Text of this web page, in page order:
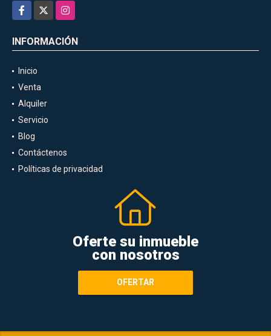
Facebook
Instagram
INFORMACIÓN
Inicio
Venta
Alquiler
Servicio
Blog
Contáctenos
Políticas de privacidad
Oferte su inmueble
con nosotros
OFERTAR